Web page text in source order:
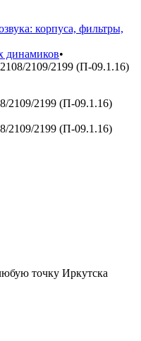
корпуса, фильтры,
динамиков•
2109/2199 (П-09.1.16)
точку Иркутска